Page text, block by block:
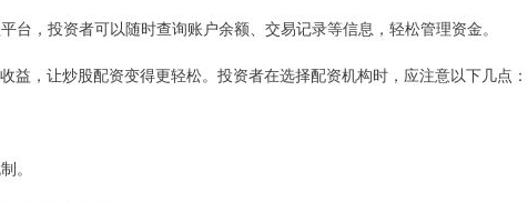
台，投资者可以随时查询账户余额、交易记录等信息，轻松管理资金。
益，让炒股配资变得更轻松。投资者在选择配资机构时，应注意以下几点：
。